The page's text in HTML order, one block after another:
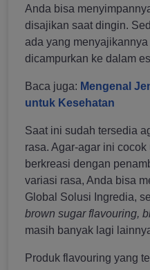
Anda bisa
disajikan saat dingin.
ada yang
dicampurkan ke dalam
Baca juga: Mengenal
untuk Kesehatan
Saat ini sudah tersedia
rasa. Agar-agar ini
berkreasi dengan
variasi rasa, Anda bisa
Global Solusi Ingredia,
brown sugar flavouring,
masih banyak lagi
Produk flavouring yang